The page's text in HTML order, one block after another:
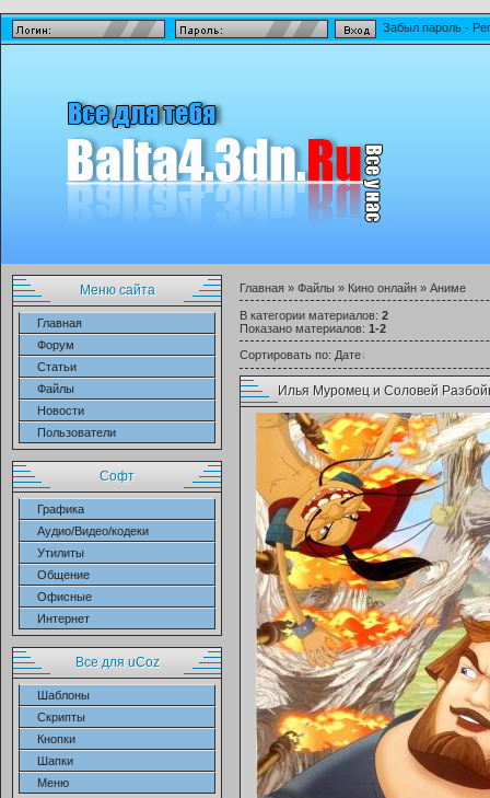
Забыл пароль ·
Меню сайта
Главная
Форум
Статьи
Файлы
Новости
Пользователи
Софт
Графика
Аудио/Видео/кодеки
Утилиты
Общение
Офисные
Интернет
Все для uCoz
Шаблоны
Скрипты
Кнопки
Шапки
Меню
Главная » Файлы » Кино онлайн » Аниме
В категории материалов: 2
Показано материалов: 1-2
Сортировать по: Дате
Илья Муромец и Соловей